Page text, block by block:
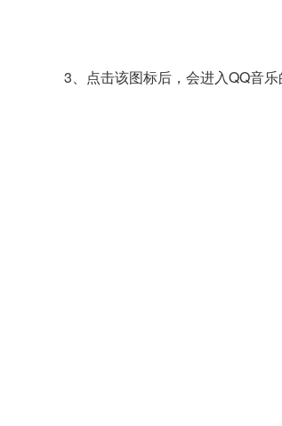
3、点击该图标后，会进入QQ音乐